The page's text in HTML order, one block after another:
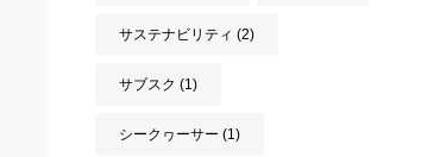
サステナビリティ (2)
サブスク (1)
シークヮーサー (1)